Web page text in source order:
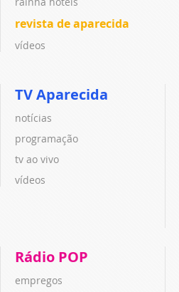
revista de aparecida
vídeos
TV Aparecida
notícias
programação
tv ao vivo
vídeos
Rádio POP
empregos